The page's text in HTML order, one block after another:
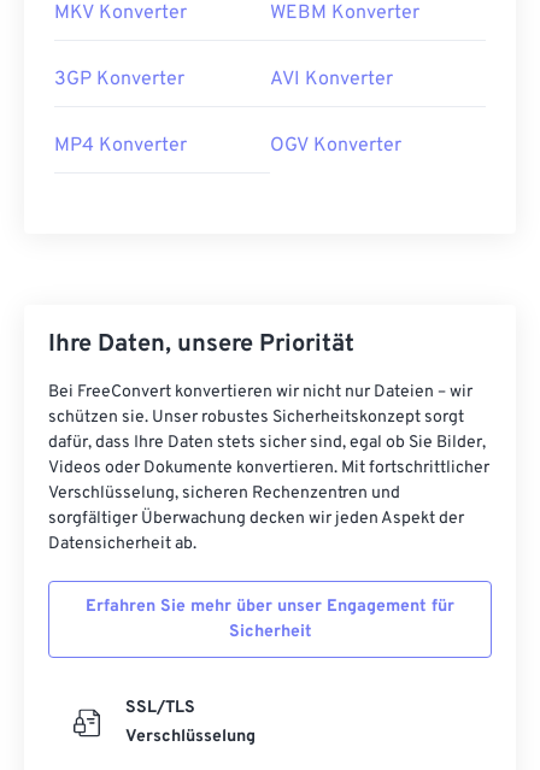
MKV Konverter WEBM Konverter
3GP Konverter AVI Konverter
MP4 Konverter OGV Konverter
Ihre Daten, unsere Priorität
Bei FreeConvert konvertieren wir nicht nur Dateien – wir
schützen sie. Unser robustes Sicherheitskonzept sorgt
dafür, dass Ihre Daten stets sicher sind, egal ob Sie Bilder,
Videos oder Dokumente konvertieren. Mit fortschrittlicher
Verschlüsselung, sicheren Rechenzentren und
sorgfältiger Überwachung decken wir jeden Aspekt der
Datensicherheit ab.
Erfahren Sie mehr über unser Engagement für
Sicherheit
SSL/TLS
Verschlüsselung